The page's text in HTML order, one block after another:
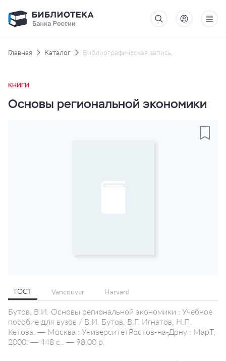
Главная Каталог Библиографическая запись
КНИГИ
Основы региональной экономики
ГОСТ Vancouver Harvard
Бутов, В.И. Основы региональной экономики : Учебное
пособие для вузов / В.И. Бутов, В.Г. Игнатов, Н.П.
Кетова. — Москва : УниверситетРостов-на-Дону : МарТ,
2000. — 448 с.. — 98.00 р.